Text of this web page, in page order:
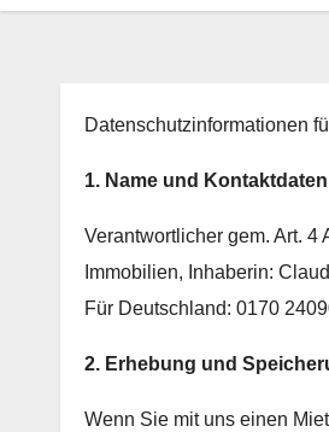
Datenschutzinformationen
1. Name und
Verantwortlicher gem. Art. 4
Immobilien, Inhaberin:
Für Deutschland: 0170
2. Erhebung und
Wenn Sie mit uns einen